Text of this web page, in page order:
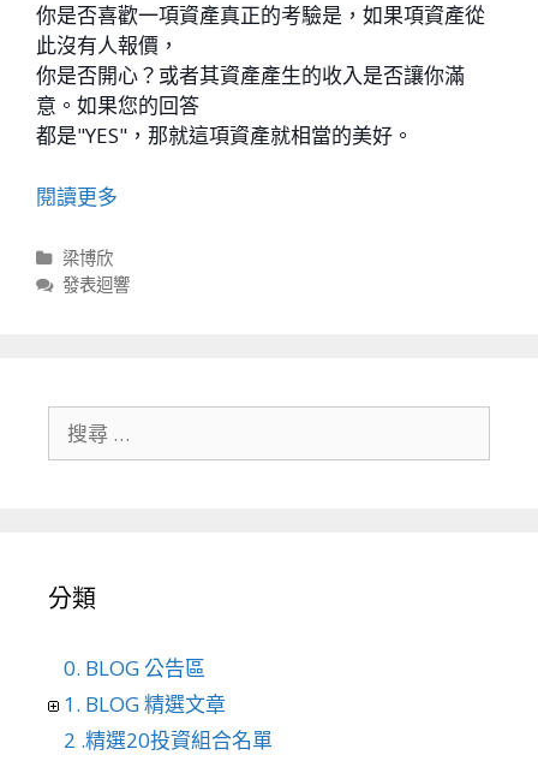
你是否喜歡一項資產真正的考驗是，如果項資產從
此沒有人報價，
你是否開心？或者其資產產生的收入是否讓你滿
意。如果您的回答
都是"YES"，那就這項資產就相當的美好。
閱讀更多
分類
梁博欣
發表迴響
搜尋關於：
分類
0. BLOG 公告區
1. BLOG 精選文章
2 .精選20投資組合名單